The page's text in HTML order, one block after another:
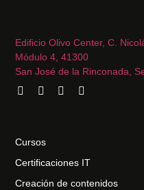
Edificio Olivo Center, C.
Módulo 4, 41300
San José de la Rinconada,
Cursos
Certificaciones IT
Creación de contenidos